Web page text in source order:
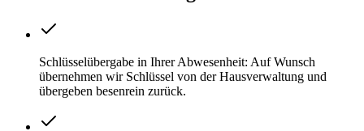
Schlüsselübergabe in Ihrer Abwesenheit: Auf Wunsch
übernehmen wir Schlüssel von der Hausverwaltung und
übergeben besenrein zurück.